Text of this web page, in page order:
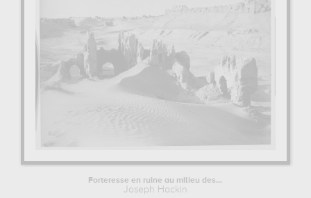
compagnie. En 1916 et ce malgré ces blessures, il soutient sa thèse
et devient conservateur du musée Guimet en 1923. Parallèlement à
ses fonctions, il mène une carrière d'archéologue active et effectue
des recherches en 1923 et en Extrême-Orient.
Pour en savoir plus sur la vie et l'œuvre de Joseph Hackin.
Forteresse en ruine au milieu des...
Joseph Hackin